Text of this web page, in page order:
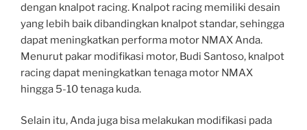
dengan knalpot racing. Knalpot racing memiliki desain
yang lebih baik dibandingkan knalpot standar, sehingga
dapat meningkatkan performa motor NMAX Anda.
Menurut pakar modifikasi motor, Budi Santoso, knalpot
racing dapat meningkatkan tenaga motor NMAX
hingga 5-10 tenaga kuda.
Selain itu, Anda juga bisa melakukan modifikasi pada